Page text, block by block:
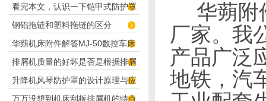
看完本文，认识一下铠甲式防护罩
的特点
钢铝拖链和塑料拖链的区分
华蒴机床附件解答MJ-50数控车床
的运动分析
排屑机质量的好坏是否是根据排屑
量来判断的？
升降机风琴防护罩的设计原理与应
万万没想到机床刮板排屑机的特点
华蒴附
厂家。 我
产品广泛
地铁，汽